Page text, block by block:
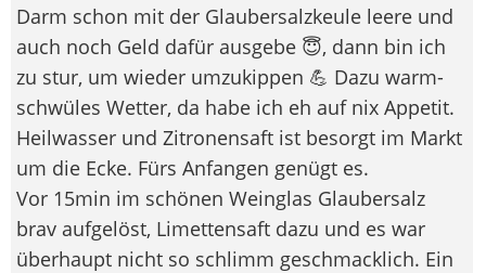
Darm schon mit der Glaubersalzkeule leere und
auch noch Geld dafür ausgebe 😇, dann bin ich
zu stur, um wieder umzukippen 💪 Dazu warm-
schwüles Wetter, da habe ich eh auf nix Appetit.
Heilwasser und Zitronensaft ist besorgt im Markt
um die Ecke. Fürs Anfangen genügt es.
Vor 15min im schönen Weinglas Glaubersalz
brav aufgelöst, Limettensaft dazu und es war
überhaupt nicht so schlimm geschmacklich. Ein